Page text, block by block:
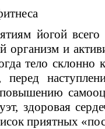
йогой
организм и
тело склонно
перед
повышению
здоровая
приятных